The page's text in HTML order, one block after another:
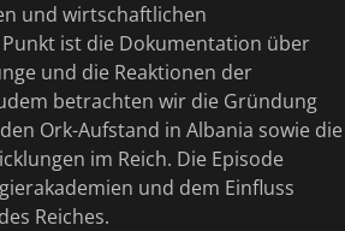
und wirtschaftlichen
ist die Dokumentation über
und die Reaktionen der
betrachten wir die Gründung
Ork-Aufstand in Albania sowie die
im Reich. Die Episode
und dem Einfluss
Reiches.